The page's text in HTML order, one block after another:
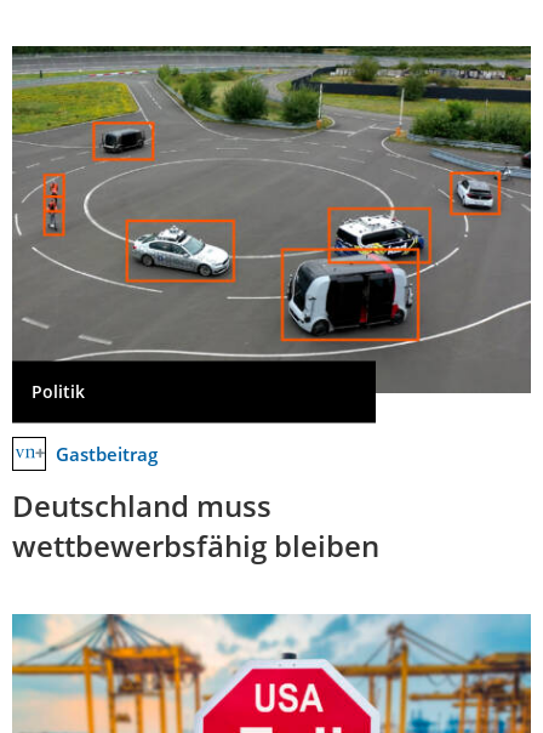
Politik
Gastbeitrag
Deutschland muss
wettbewerbsfähig bleiben